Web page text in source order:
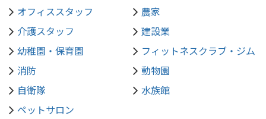
オフィススタッフ
介護スタッフ
幼稚園・保育園
消防
自衛隊
ペットサロン
農家
建設業
フィットネスクラブ・ジム
動物園
水族館